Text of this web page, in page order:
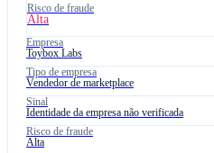
Risco de fraude
Alta
Empresa
Toybox Labs
​Tipo​ de​ empresa​
Vendedor de marketplace
Sinal
Identidade da empresa não verificada
Risco de fraude
Alta